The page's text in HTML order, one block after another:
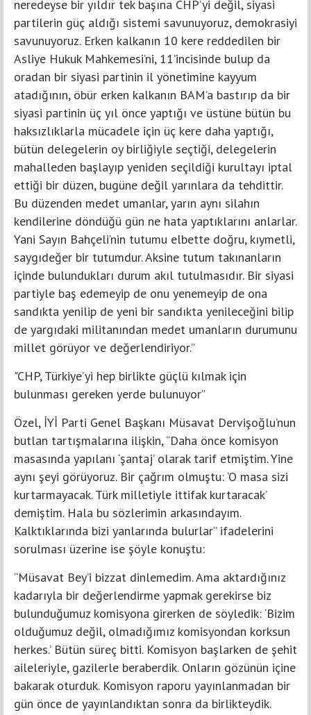
neredeyse bir yıldır tek başına CHP’yi değil, siyasi
partilerin güç aldığı sistemi savunuyoruz, demokrasiyi
savunuyoruz. Erken kalkanın 10 kere reddedilen bir
Asliye Hukuk Mahkemesi’ni, 11’incisinde bulup da
oradan bir siyasi partinin il yönetimine kayyum
atadığının, öbür erken kalkanın BAM’a bastırıp da bir
siyasi partinin üç yıl önce yaptığı ve üstüne bütün bu
haksızlıklarla mücadele için üç kere daha yaptığı,
bütün delegelerin oy birliğiyle seçtiği, delegelerin
mahalleden başlayıp yeniden seçildiği kurultayı iptal
ettiği bir düzen, bugüne değil yarınlara da tehdittir.
Bu düzenden medet umanlar, yarın aynı silahın
kendilerine döndüğü gün ne hata yaptıklarını anlarlar.
Yani Sayın Bahçeli’nin tutumu elbette doğru, kıymetli,
saygıdeğer bir tutumdur. Aksine tutum takınanların
içinde bulundukları durum akıl tutulmasıdır. Bir siyasi
partiyle baş edemeyip de onu yenemeyip de ona
sandıkta yenilip de yeni bir sandıkta yenileceğini bilip
de yargıdaki militanından medet umanların durumunu
millet görüyor ve değerlendiriyor.”
"CHP, Türkiye’yi hep birlikte güçlü kılmak için
bulunması gereken yerde bulunuyor”
Özel, İYİ Parti Genel Başkanı Müsavat Dervişoğlu’nun
butlan tartışmalarına ilişkin, “Daha önce komisyon
masasında yapılanı ‘şantaj’ olarak tarif etmiştim. Yine
aynı şeyi görüyoruz. Bir çağrım olmuştu: ‘O masa sizi
kurtarmayacak. Türk milletiyle ittifak kurtaracak’
demiştim. Hala bu sözlerimin arkasındayım.
Kalktıklarında bizi yanlarında bulurlar” ifadelerini
sorulması üzerine ise şöyle konuştu:
“Müsavat Bey’i bizzat dinlemedim. Ama aktardığınız
kadarıyla bir değerlendirme yapmak gerekirse biz
bulunduğumuz komisyona girerken de söyledik: ‘Bizim
olduğumuz değil, olmadığımız komisyondan korksun
herkes.’ Bütün süreç bitti. Komisyon başlarken de şehit
aileleriyle, gazilerle beraberdik. Onların gözünün içine
bakarak oturduk. Komisyon raporu yayınlanmadan bir
gün önce de yayınlandıktan sonra da birlikteydik.